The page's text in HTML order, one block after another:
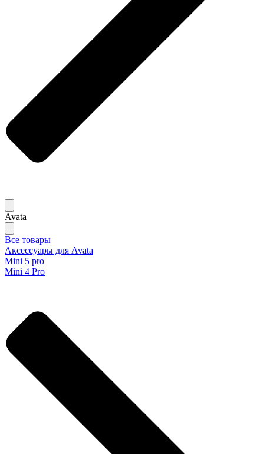
Avata
Все товары
Аксессуары для Avata
Mini 5 pro
Mini 4 Pro